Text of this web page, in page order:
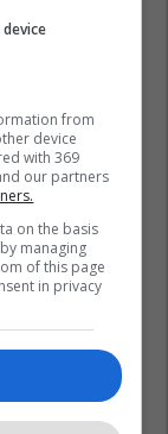
from
device
with 369
our partners
on the basis
managing
of this page
in privacy